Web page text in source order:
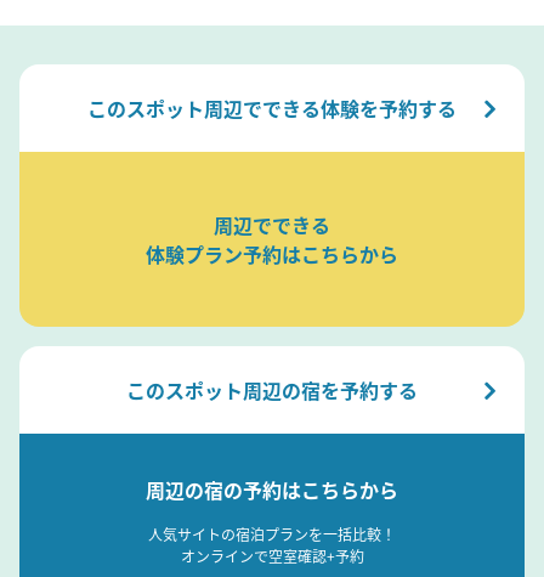
このスポット周辺でできる体験を予約する
周辺でできる
体験プラン予約はこちらから
このスポット周辺の宿を予約する
周辺の宿の予約はこちらから
人気サイトの宿泊プランを一括比較！
オンラインで空室確認+予約